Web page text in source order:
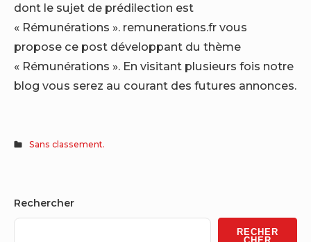
dont le sujet de prédilection est
« Rémunérations ». remunerations.fr vous
propose ce post développant du thème
« Rémunérations ». En visitant plusieurs fois notre
blog vous serez au courant des futures annonces.
Sans classement.
Sidebar
Widget
Rechercher
RECHER